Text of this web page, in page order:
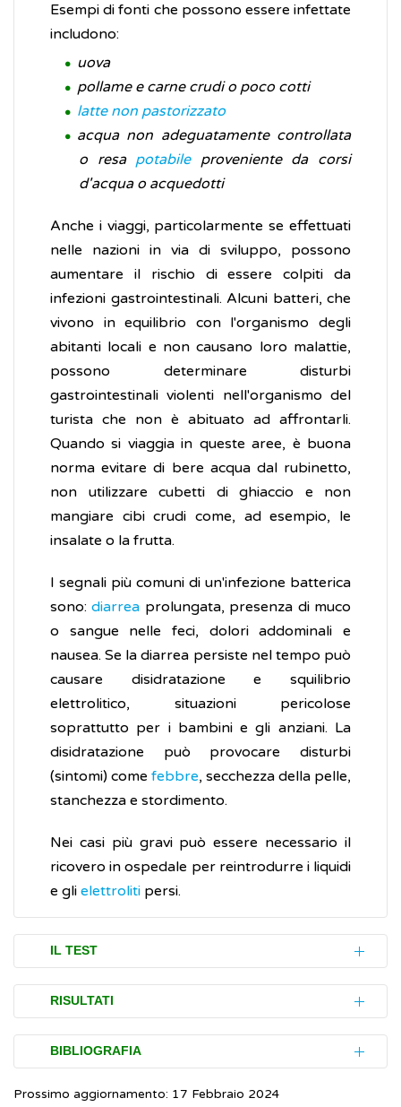
Esempi di fonti che possono essere infettate
includono:
uova
pollame e carne crudi o poco cotti
latte non pastorizzato
acqua non adeguatamente controllata
o resa potabileproveniente da corsi
d'acqua o acquedotti
Anche i viaggi, particolarmente se effettuati
nelle nazioni in via di sviluppo, possono
aumentare il rischio di essere colpiti da
infezioni gastrointestinali. Alcuni batteri, che
vivono in equilibrio con l'organismo degli
abitanti locali e non causano loro malattie,
possono determinare disturbi
gastrointestinali violenti nell'organismo del
turista che non è abituato ad affrontarli.
Quando si viaggia in queste aree, è buona
norma evitare di bere acqua dal rubinetto,
non utilizzare cubetti di ghiaccio e non
mangiare cibi crudi come, ad esempio, le
insalate o la frutta.
I segnali più comuni di un'infezione batterica
sono:diarrea prolungata, presenza di muco
o sangue nelle feci, dolori addominali e
nausea. Se la diarrea persiste nel tempo può
causare disidratazione e squilibrio
elettrolitico, situazioni pericolose
soprattutto per i bambini e gli anziani. La
disidratazione può provocare disturbi
(sintomi) come febbre, secchezza della pelle,
stanchezza e stordimento.
Nei casi più gravi può essere necessario il
ricovero in ospedale per reintrodurre i liquidi
e gli elettroliti persi.
IL TEST
La coltura delle feci è un esame (test) che
permette di distinguere ibatteriche
provocano malattie (patogeni) nel tratto
inferiore dell'intestino da quelli che, invece, si
trovano normalmente nel tratto digestivo
RISULTATI
Il test serve a individuare nelle feci
non inclusi nella normaleflora intestinale. Se
il risultato dell’esame dovesse evidenziare la
BIBLIOGRAFIA
Hewison CJ, Heath CH, Ingram PR. Stool
Prossimo aggiornamento: 17 Febbraio 2024